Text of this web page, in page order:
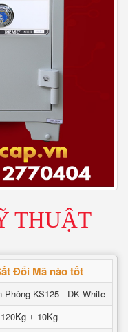
THUẬT
Đổi Mã nào tốt
Phòng KS125 - DK White
120Kg ± 10Kg